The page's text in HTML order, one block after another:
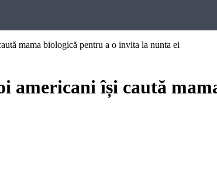
mama biologică pentru a o invita la nunta ei
americani își caută